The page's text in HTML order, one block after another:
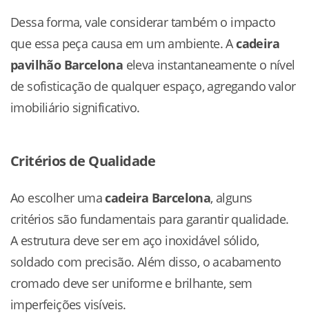
Dessa forma, vale considerar também o impacto
que essa peça causa em um ambiente. Acadeira
pavilhão Barcelona eleva instantaneamente o nível
de sofisticação de qualquer espaço, agregando valor
imobiliário significativo.
Critérios de Qualidade
Ao escolher umacadeira Barcelona, alguns
critérios são fundamentais para garantir qualidade.
A estrutura deve ser em aço inoxidável sólido,
soldado com precisão. Além disso, o acabamento
cromado deve ser uniforme e brilhante, sem
imperfeições visíveis.